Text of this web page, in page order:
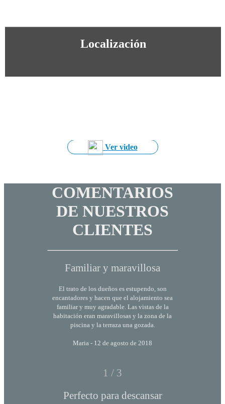
Localización
Ver video
COMENTARIOS
DE NUESTROS
CLIENTES
Familiar y maravillosa
El trato de los dueños es estupendo, son
encantadores y hacen que el alojamiento sea
familiar y muy agradable. Las vistas de la
habitación eran maravillosas y la zona de la
piscina y la terraza una gozada.
Maria - 12 de agosto de 2018
1 / 3
Perfecto para descansar